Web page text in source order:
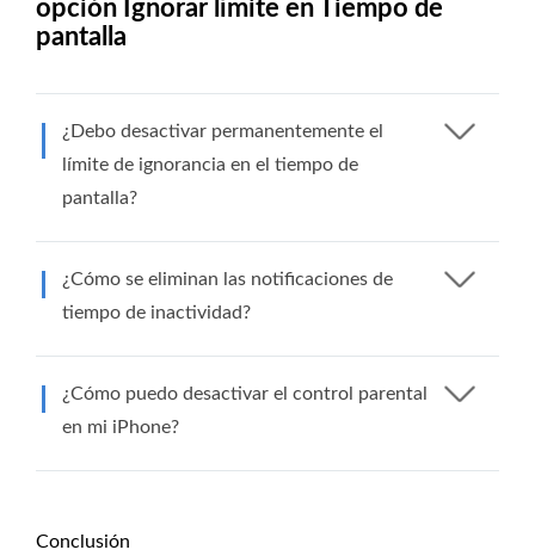
opción Ignorar límite en Tiempo de
pantalla
¿Debo desactivar permanentemente el
límite de ignorancia en el tiempo de
pantalla?
¿Cómo se eliminan las notificaciones de
tiempo de inactividad?
¿Cómo puedo desactivar el control parental
en mi iPhone?
Conclusión